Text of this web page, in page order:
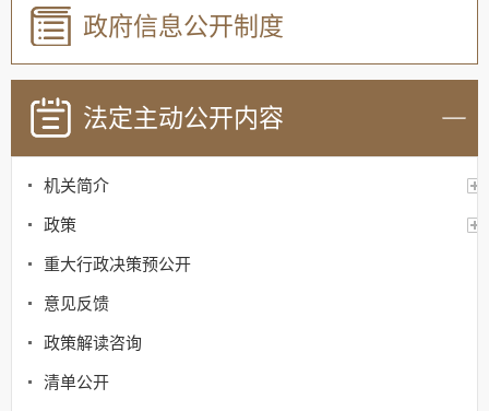
政府信息公开制度
法定主动公开内容
机关简介
政策
重大行政决策预公开
意见反馈
政策解读咨询
清单公开